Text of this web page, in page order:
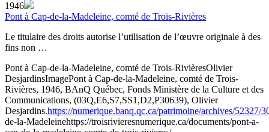
1946
Pont à Cap-de-la-Madeleine, comté de Trois-Rivières
Le titulaire des droits autorise l’utilisation de l’œuvre originale à des
fins non …
Pont à Cap-de-la-Madeleine, comté de Trois-RivièresOlivier
DesjardinsImagePont à Cap-de-la-Madeleine, comté de Trois-
Rivières, 1946, BAnQ Québec, Fonds Ministère de la Culture et des
Communications, (03Q,E6,S7,SS1,D2,P30639), Olivier
Desjardins.https://numerique.banq.qc.ca/patrimoine/archives/52327/
de-la-Madeleinehttps://troisrivieresnumerique.ca/documents/pont-a-